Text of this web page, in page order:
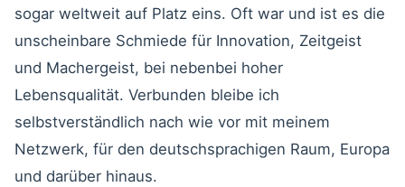
sogar weltweit auf Platz eins. Oft war und ist es die
unscheinbare Schmiede für Innovation, Zeitgeist
und Machergeist, bei nebenbei hoher
Lebensqualität. Verbunden bleibe ich
selbstverständlich nach wie vor mit meinem
Netzwerk, für den deutschsprachigen Raum, Europa
und darüber hinaus.